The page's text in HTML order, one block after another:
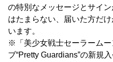
の特別なメッセージとサイ
はたまらない、届いた方だ
います。
※「美少女戦士セーラーム
ブ“Pretty Guardians”の新規